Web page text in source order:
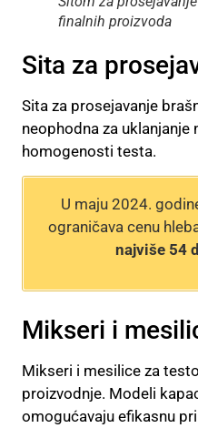
finalnih proizvoda
Sita za
Sita za prosejavanje
neophodna za
homogenosti testa.
U maju 2024.
ograničava cenu
najviše 54
Mikseri i
Mikseri i mesilice za
proizvodnje. Modeli
omogućavaju efikasnu